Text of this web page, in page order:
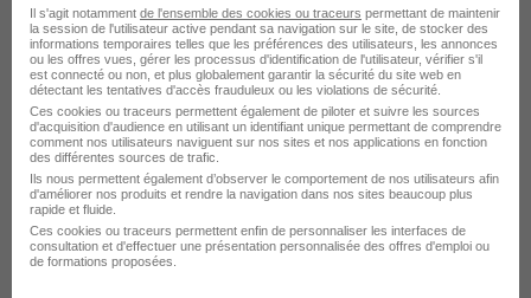
sur 1
Élargissez votre recherche chez
Villebon-sur-Yvette
Entreprise Thales
Il s'agit notamment de l'ensemble des cookies ou traceurs permettant de maintenir
la session de l'utilisateur active pendant sa navigation sur le site, de stocker des
informations temporaires telles que les préférences des utilisateurs, les annonces
ou les offres vues, gérer les processus d'identification de l'utilisateur, vérifier s'il
est connecté ou non, et plus globalement garantir la sécurité du site web en
détectant les tentatives d'accès frauduleux ou les violations de sécurité.
Ces cookies ou traceurs permettent également de piloter et suivre les sources
d'acquisition d'audience en utilisant un identifiant unique permettant de comprendre
comment nos utilisateurs naviguent sur nos sites et nos applications en fonction
des différentes sources de trafic.
Ils nous permettent également d’observer le comportement de nos utilisateurs afin
d'améliorer nos produits et rendre la navigation dans nos sites beaucoup plus
rapide et fluide.
Ces cookies ou traceurs permettent enfin de personnaliser les interfaces de
consultation et d'effectuer une présentation personnalisée des offres d'emploi ou
de formations proposées.